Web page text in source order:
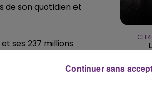
FM LA
de son quotidien et
et ses 237 millions
Continuer sans